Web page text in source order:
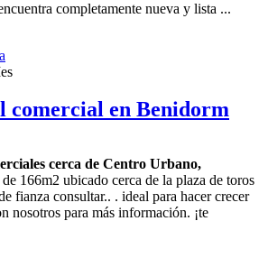
completamente nueva y lista ...
comercial en Benidorm
cerca de Centro Urbano,
166m2 ubicado cerca de la plaza de toros
fianza consultar.. . ideal para hacer crecer
nosotros para más información. ¡te